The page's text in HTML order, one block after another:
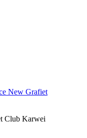
New Grafiet
Club Karwei